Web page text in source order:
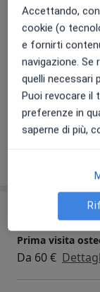
terra dei Maya
Specializzata
paziente a
in studio,
e
manipolazioni.
Visualizza
Prestazioni e
Prima visita
Da 60 €
Accettando,
cookie (o
e fornirti
navigazione.
quelli necessari
Puoi revocare il
preferenze in
saperne di più,